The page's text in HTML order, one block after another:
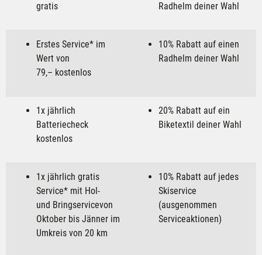
gratis
Radhelm deiner Wahl
Erstes Service* im
Wert von
79,– kostenlos
10% Rabatt auf einen
Radhelm deiner Wahl
1x jährlich
Batteriecheck
kostenlos
20% Rabatt auf ein
Biketextil deiner Wahl
1x jährlich gratis
Service* mit Hol-
und Bringservicevon
Oktober bis Jänner im
Umkreis von 20 km
10% Rabatt auf jedes
Skiservice
(ausgenommen
Serviceaktionen)